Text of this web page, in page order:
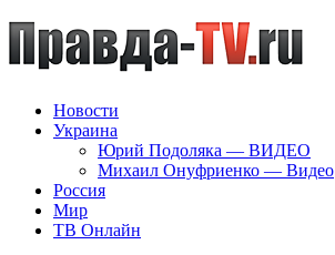
Новости
Украина
Юрий Подоляка — ВИДЕО
Михаил Онуфриенко — Видео
Россия
Мир
ТВ Онлайн